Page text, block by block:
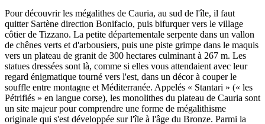
Pour découvrir les mégalithes de Cauria, au sud de l'île, il faut
quitter Sartène direction Bonifacio, puis bifurquer vers le village
côtier de Tizzano. La petite départementale serpente dans un vallon
de chênes verts et d'arbousiers, puis une piste grimpe dans le maquis
vers un plateau de granit de 300 hectares culminant à 267 m. Les
statues dressées sont là, comme si elles vous attendaient avec leur
regard énigmatique tourné vers l'est, dans un décor à couper le
souffle entre montagne et Méditerranée. Appelés « Stantari » (« les
Pétrifiés » en langue corse), les monolithes du plateau de Cauria sont
un site majeur pour comprendre une forme de mégalithisme
originale qui s'est développée sur l'île à l'âge du Bronze. Parmi la